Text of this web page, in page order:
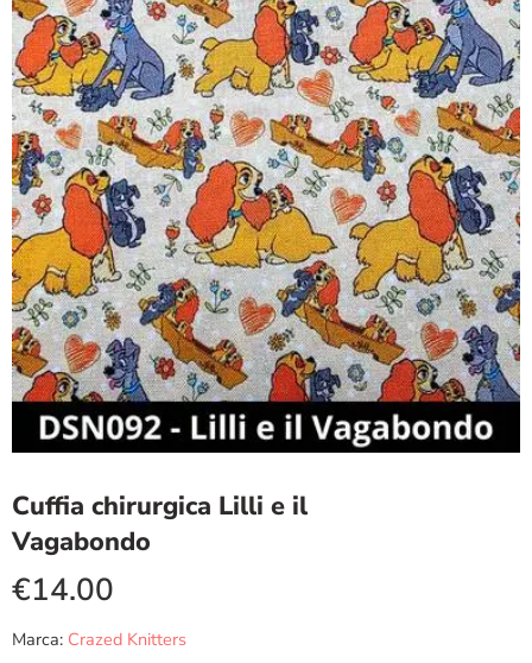
Cuffia chirurgica Lilli e il
Vagabondo
€14.00
Marca: Crazed Knitters